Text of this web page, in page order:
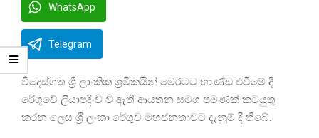
WhatsApp
Telegram
විදෙස්ගත ශ්‍රී ලාංකික ශ්‍රමිකයින් මෙරටට භාණ්ඩ එවීමේ දී
රේගුවේ ලියාපදිංචි වී ඇති ආයතන සමග පමණක් කටයුතු
කරන ලෙස ශ්‍රී ලංකා රේගුව මහජනතාවට දැනුම් දී තිබේ.